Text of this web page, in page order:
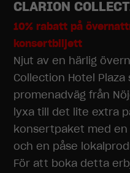
CLARION
10% rabatt på
konsertbiljett
Njut av en härlig
Collection Hotel
promenadväg från
lyxa till det lite extra
konsertpaket med en
och en påse
För att boka detta